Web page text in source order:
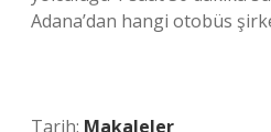
Adana’dan hangi otobüs
Tarih: Makaleler